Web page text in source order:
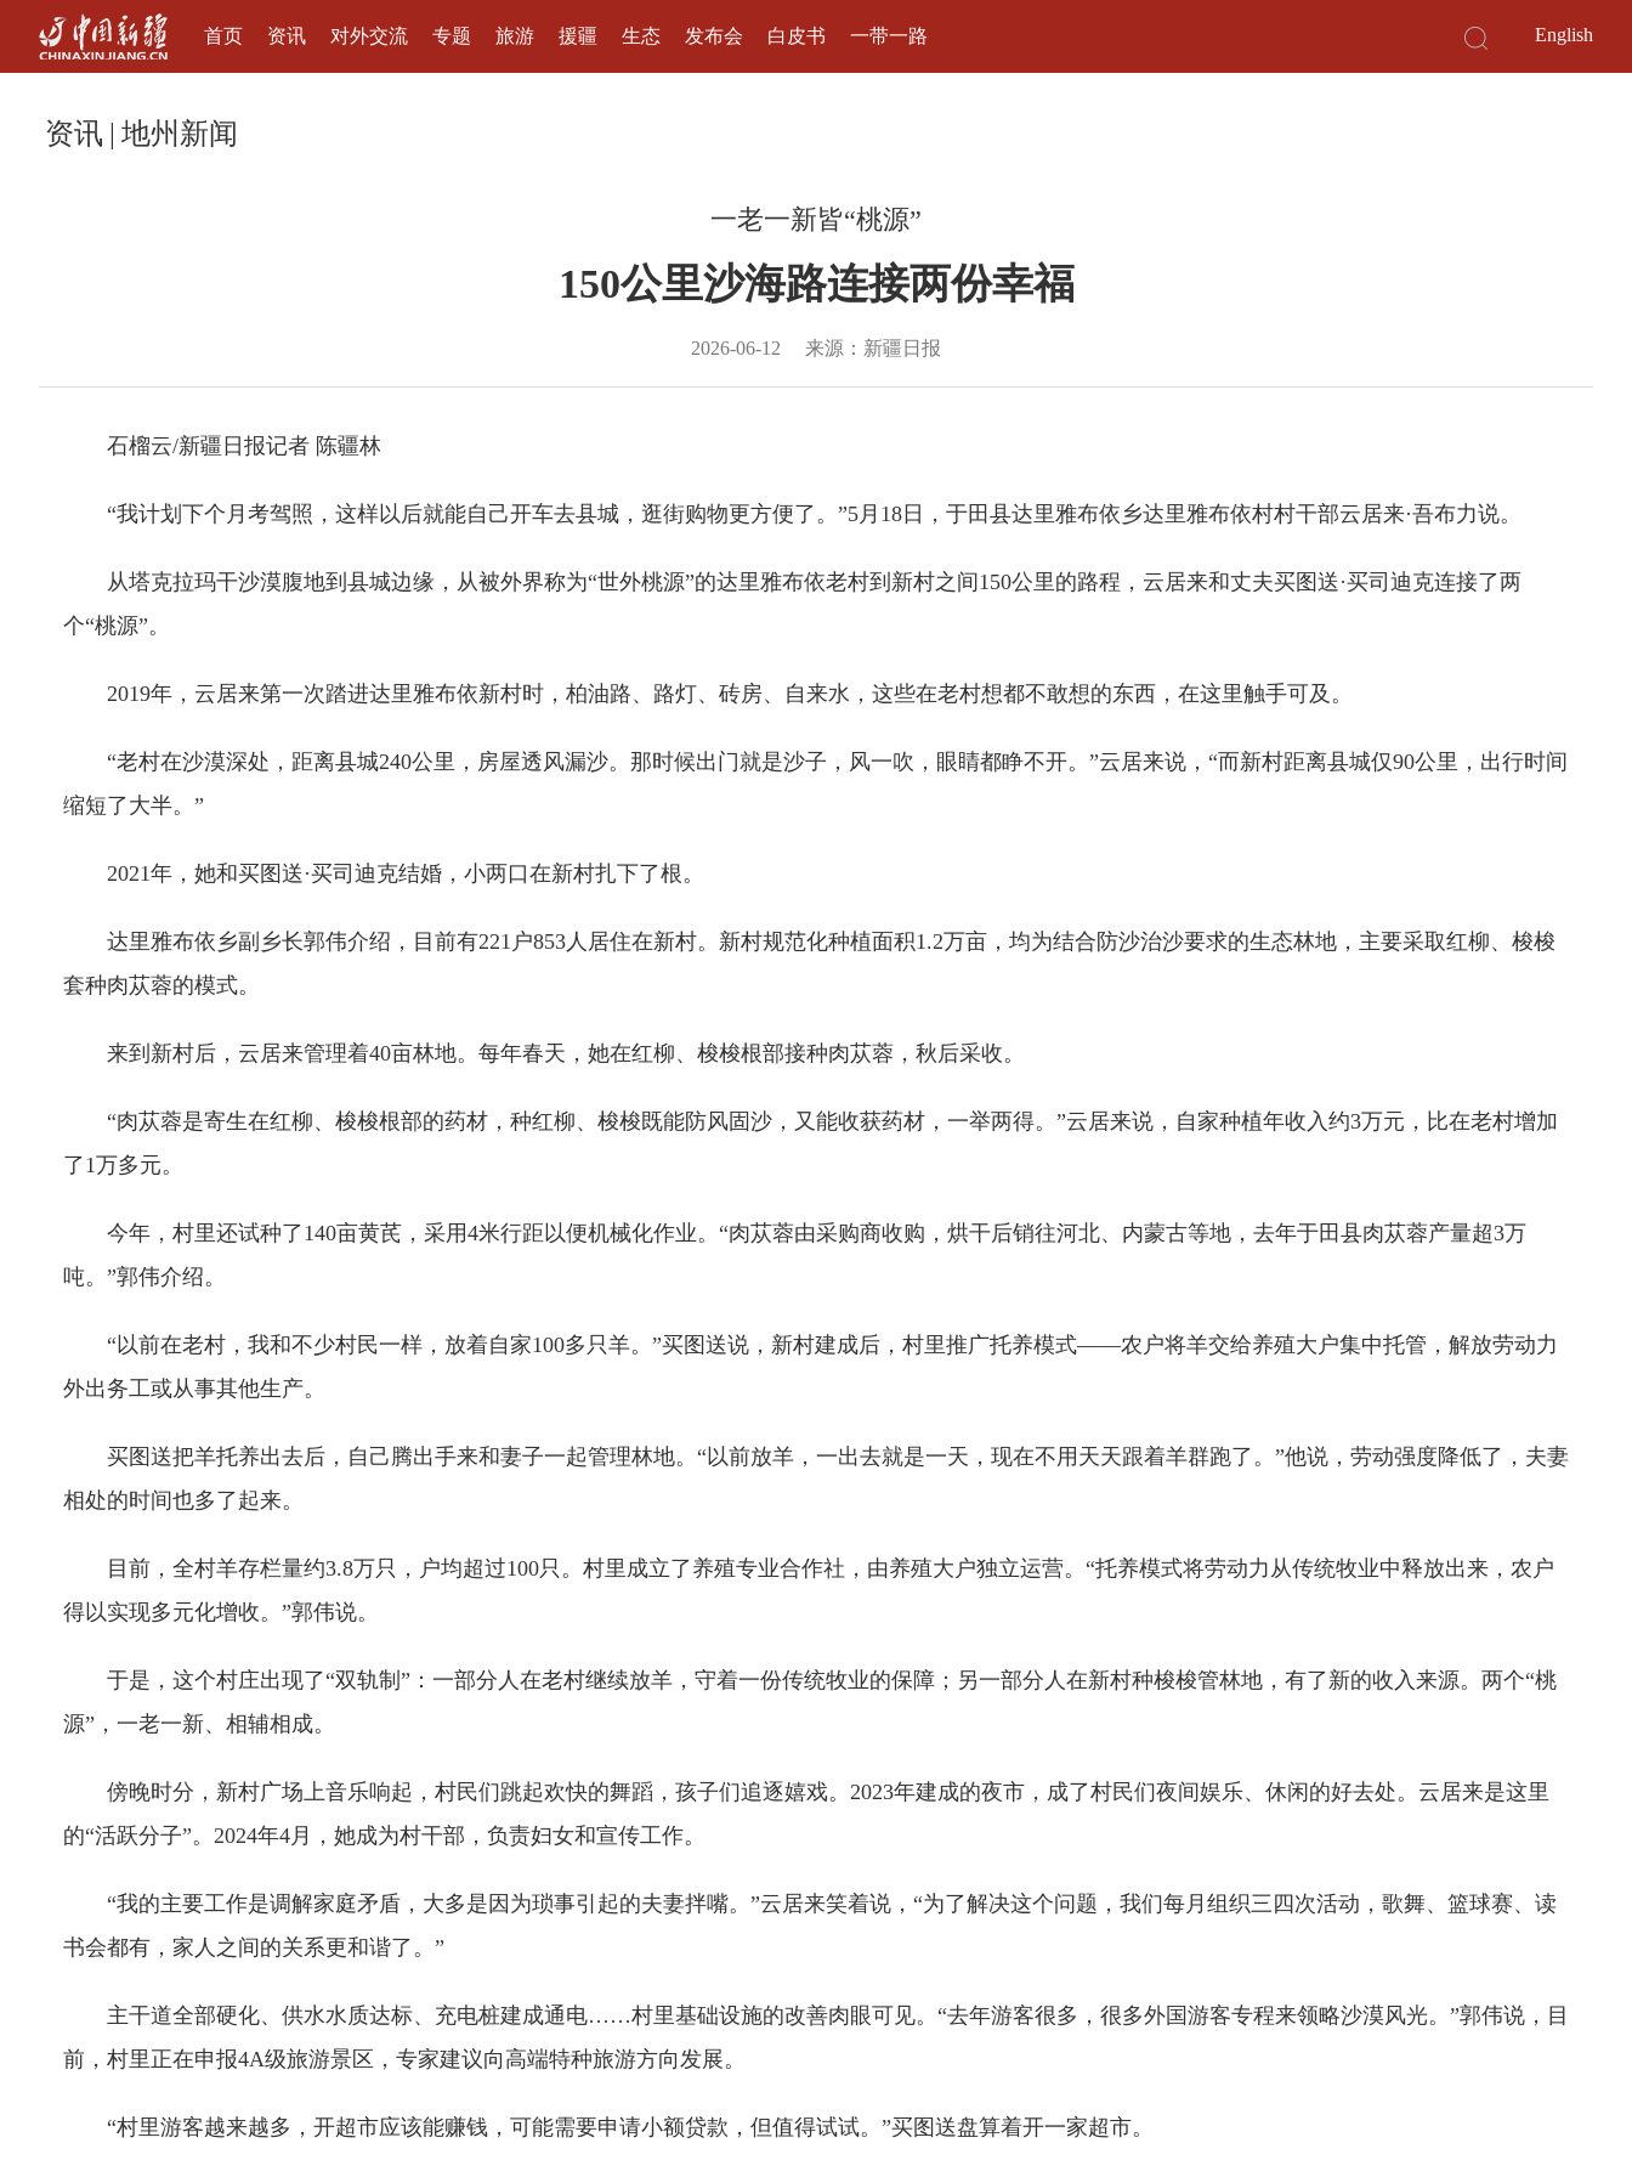
首页 资讯 对外交流 专题 旅游 援疆 生态 发布会 白皮书 一带一路 English
资讯 | 地州新闻
一老一新皆“桃源”
150公里沙海路连接两份幸福
2026-06-12 来源：新疆日报
石榴云/新疆日报记者 陈疆林
“我计划下个月考驾照，这样以后就能自己开车去县城，逛街购物更方便了。”5月18日，于田县达里雅布依乡达里雅布依村村干部云居来·吾布力说。
从塔克拉玛干沙漠腹地到县城边缘，从被外界称为“世外桃源”的达里雅布依老村到新村之间150公里的路程，云居来和丈夫买图送·买司迪克连接了两
个“桃源”。
2019年，云居来第一次踏进达里雅布依新村时，柏油路、路灯、砖房、自来水，这些在老村想都不敢想的东西，在这里触手可及。
“老村在沙漠深处，距离县城240公里，房屋透风漏沙。那时候出门就是沙子，风一吹，眼睛都睁不开。”云居来说，“而新村距离县城仅90公里，出行时间
缩短了大半。”
2021年，她和买图送·买司迪克结婚，小两口在新村扎下了根。
达里雅布依乡副乡长郭伟介绍，目前有221户853人居住在新村。新村规范化种植面积1.2万亩，均为结合防沙治沙要求的生态林地，主要采取红柳、梭梭
套种肉苁蓉的模式。
来到新村后，云居来管理着40亩林地。每年春天，她在红柳、梭梭根部接种肉苁蓉，秋后采收。
“肉苁蓉是寄生在红柳、梭梭根部的药材，种红柳、梭梭既能防风固沙，又能收获药材，一举两得。”云居来说，自家种植年收入约3万元，比在老村增加
了1万多元。
今年，村里还试种了140亩黄芪，采用4米行距以便机械化作业。“肉苁蓉由采购商收购，烘干后销往河北、内蒙古等地，去年于田县肉苁蓉产量超3万
吨。”郭伟介绍。
“以前在老村，我和不少村民一样，放着自家100多只羊。”买图送说，新村建成后，村里推广托养模式——农户将羊交给养殖大户集中托管，解放劳动力
外出务工或从事其他生产。
买图送把羊托养出去后，自己腾出手来和妻子一起管理林地。“以前放羊，一出去就是一天，现在不用天天跟着羊群跑了。”他说，劳动强度降低了，夫妻
相处的时间也多了起来。
目前，全村羊存栏量约3.8万只，户均超过100只。村里成立了养殖专业合作社，由养殖大户独立运营。“托养模式将劳动力从传统牧业中释放出来，农户
得以实现多元化增收。”郭伟说。
于是，这个村庄出现了“双轨制”：一部分人在老村继续放羊，守着一份传统牧业的保障；另一部分人在新村种梭梭管林地，有了新的收入来源。两个“桃
源”，一老一新、相辅相成。
傍晚时分，新村广场上音乐响起，村民们跳起欢快的舞蹈，孩子们追逐嬉戏。2023年建成的夜市，成了村民们夜间娱乐、休闲的好去处。云居来是这里
的“活跃分子”。2024年4月，她成为村干部，负责妇女和宣传工作。
“我的主要工作是调解家庭矛盾，大多是因为琐事引起的夫妻拌嘴。”云居来笑着说，“为了解决这个问题，我们每月组织三四次活动，歌舞、篮球赛、读
书会都有，家人之间的关系更和谐了。”
主干道全部硬化、供水水质达标、充电桩建成通电……村里基础设施的改善肉眼可见。“去年游客很多，很多外国游客专程来领略沙漠风光。”郭伟说，目
前，村里正在申报4A级旅游景区，专家建议向高端特种旅游方向发展。
“村里游客越来越多，开超市应该能赚钱，可能需要申请小额贷款，但值得试试。”买图送盘算着开一家超市。